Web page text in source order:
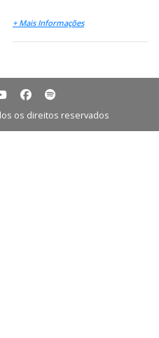
+ Mais Informações
os direitos reservados